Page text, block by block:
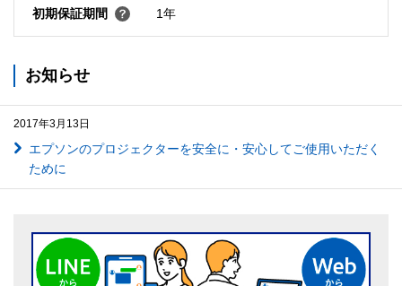
初期保証期間 1年
お知らせ
2017年3月13日
エプソンのプロジェクターを安全に・安心してご使用いただく
ために